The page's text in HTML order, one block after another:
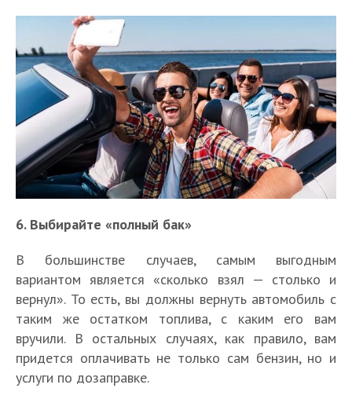
6. Выбирайте «полный бак»
В большинстве случаев, самым выгодным
вариантом является «сколько взял — столько и
вернул». То есть, вы должны вернуть автомобиль с
таким же остатком топлива, с каким его вам
вручили. В остальных случаях, как правило, вам
придется оплачивать не только сам бензин, но и
услуги по дозаправке.